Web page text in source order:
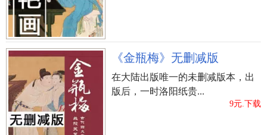
出生时间：年6月27日5时五分 （阳历）
年5月23日5时五分 （阴历）
八字五行数量：0个金，一个木，一个水，3个火，3
个土
八字四柱： 二零一二年 五月 初九日 卯
时
八字： 壬辰 丙午 己未 丁卯
姓名笔画数分别是：11 10 17
《金瓶梅》无删减版
在大陆出版唯一的未删减版本，出
版后，一时洛阳纸贵...
9元.下载